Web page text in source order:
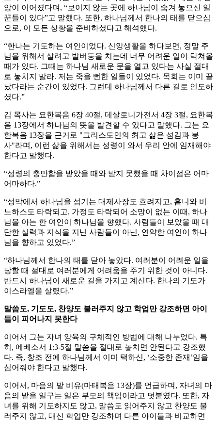
앙이 이어졌다며, “보이지 않는 곳에 하나님이 숨겨 놓으신 일
꾼들이 있다”고 말했다. 또한, 하나님께서 한나의 태를 닫으심
으로, 이 모든 상황을 준비하셨다고 해석했다.
“한나는 기도하는 여인이었다. 신앙생활을 하다보면, 정말 주
님을 위해서 살려고 발버둥을 치는데 너무 어려운 일이 닥쳐올
때가 있다. 그때는 하나님 새로운 문을 열고 있다는 사실 절대
로 놓치지 말라. 저는 죽을 뻔한 일들이 있었다. 목회는 이미 끝
났다라는 순간이 있었다. 그런데 하나님께서 다른 길로 인도하
셨다.”
김 목사는 요한복음 6장 40절, 데살로니가전서 4장 3절, 요한복
음 13장에서 하나님의 뜻을 발견할 수 있다고 말했다. 그는 요
한복음 13장을 근거로 "그리스도인의 최고 삶은 섬김과 봉
사"라며, 이런 삶을 위해서는 성령이 와서 우리 안에 임재해야
한다고 말했다.
“성령의 충만함을 받았을 때와 받지 못했을 때 차이점은 어마
어마하다.”
“성막에서 하나님을 섬기는 대제사장도 흐려지고, 홉니와 비
느하스도 타락되고, 가정도 타락되어 소망이 없는 이때, 하나
님을 아는 한 여인이 하나님을 향했다. 사람들이 보았을 때 대
단한 실력과 지식을 지닌 사람들이 아닌, 연약한 여인이 하나
님을 향하고 있었다.”
“하나님께서 한나의 태를 닫아 놓았다. 여러분이 어려운 일을
당할 때 절대로 여러분에게 어려움을 주기 위한 것이 아니다.
반드시 하나님이 새로운 길을 가지고 계신다. 한나의 기도가
이스라엘을 살렸다.”
말씀도, 기도도, 찬양도 불러주지 않고 학업만 강조하면 아이
들이 피어나지 못한다
이어서 그는 자녀 양육의 구체적인 방법에 대해 나누었다. 특
히, 에베소서 1:3-5절 말씀을 절대로 놓치면 안된다고 강조했
다. 즉, 창조 전에 하나님께서 이미 택하신, ‘소중한 존재’임을
심어줘야 한다고 말했다.
이어서, 마음의 밭 비유(마태복음 13장)를 언급하며, 자녀의 마
음의 밭을 일구는 일은 부모의 책임이라고 덧붙였다. 또한, 자
녀를 위해 기도하지도 않고, 말씀도 읽어주지 않고 찬양도 불
러주지 않고, 대신 학업만 강조하며 다른 아이들과 비교하면